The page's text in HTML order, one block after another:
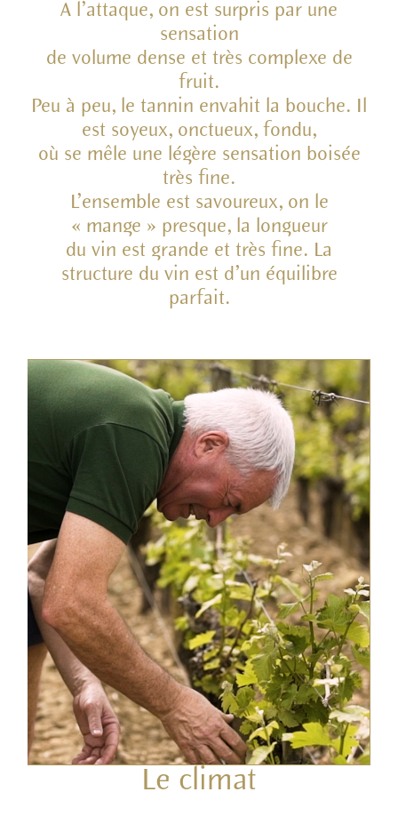
A l’attaque, on est surpris par une
sensation
de volume dense et très complexe de
fruit.
Peu à peu, le tannin envahit la bouche. Il
est soyeux, onctueux, fondu,
où se mêle une légère sensation boisée
très fine.
L’ensemble est savoureux, on le
« mange » presque, la longueur
du vin est grande et très fine. La
structure du vin est d’un équilibre
parfait.
Le climat